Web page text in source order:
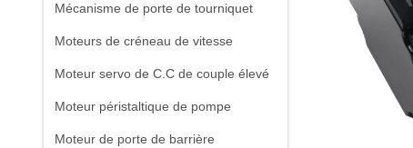
Mécanisme de porte de tourniquet
Moteurs de créneau de vitesse
Moteur servo de C.C de couple élevé
Moteur péristaltique de pompe
Moteur de porte de barrière